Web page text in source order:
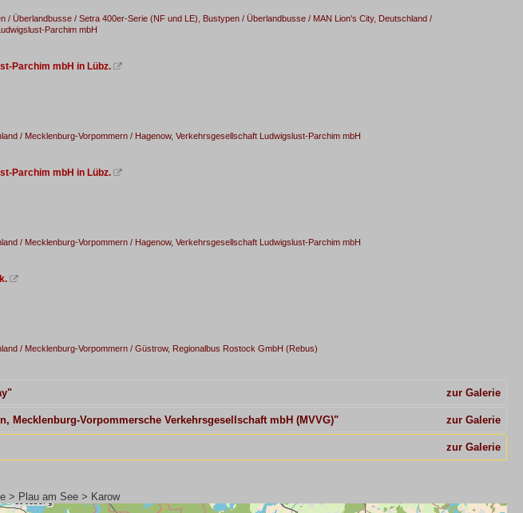
/ Überlandbusse / Setra 400er-Serie (NF und LE) Bustypen / Überlandbusse / MAN Lion's City, Deutschland /
Parchim mbH
Parchim mbH in Lübz. 
/ Mecklenburg-Vorpommern / Hagenow, Verkehrsgesellschaft Ludwigslust-Parchim mbH
Parchim mbH in Lübz. 
/ Mecklenburg-Vorpommern / Hagenow, Verkehrsgesellschaft Ludwigslust-Parchim mbH

/ Mecklenburg-Vorpommern / Güstrow, Regionalbus Rostock GmbH (Rebus)
zur Galerie
zur Galerie
Mecklenburg-Vorpommersche Verkehrsgesellschaft mbH (MVVG)"
zur Galerie
> Plau am See > Karow